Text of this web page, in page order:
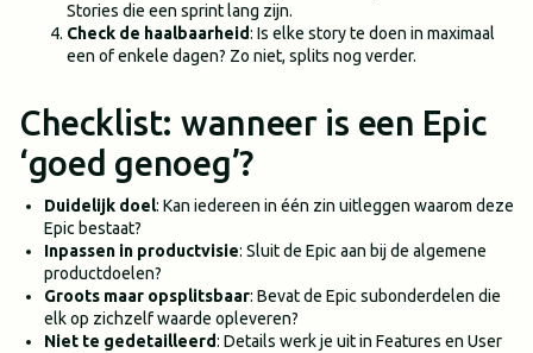
Stories die een sprint lang zijn.
Check de haalbaarheid: Is elke story te doen in maximaal
een of enkele dagen? Zo niet, splits nog verder.
Checklist: wanneer is een Epic
‘goed genoeg’?
Duidelijk doel: Kan iedereen in één zin uitleggen waarom deze
Epic bestaat?
Inpassen in productvisie: Sluit de Epic aan bij de algemene
productdoelen?
Groots maar opsplitsbaar: Bevat de Epic subonderdelen die
elk op zichzelf waarde opleveren?
Niet te gedetailleerd: Details werk je uit in Features en User